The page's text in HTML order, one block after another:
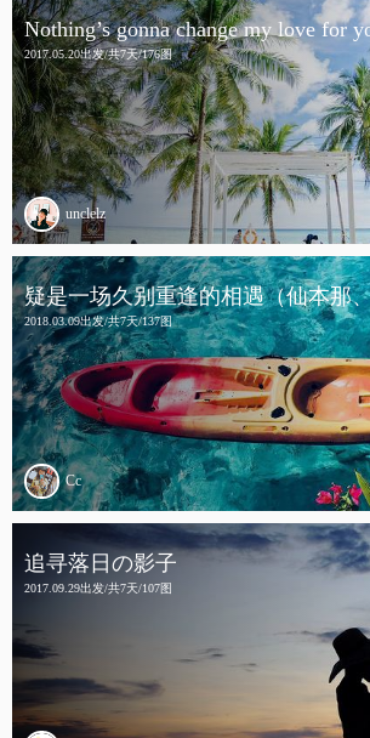
Nothing’s gonna change my love for
2017.05.20出发/共7天/176图
unclelz
2018.03.09出发/共7天/137图
Cc
追寻落日の影子
2017.09.29出发/共7天/107图